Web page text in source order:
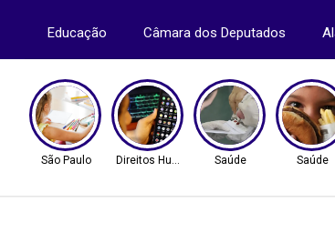
Educação Câmara dos Deputados
São Paulo Direitos Humanos Saúde Saúde